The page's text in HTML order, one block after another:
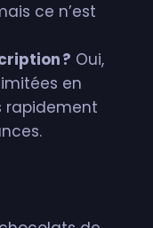
ce n’est
? Oui,
en
rapidement